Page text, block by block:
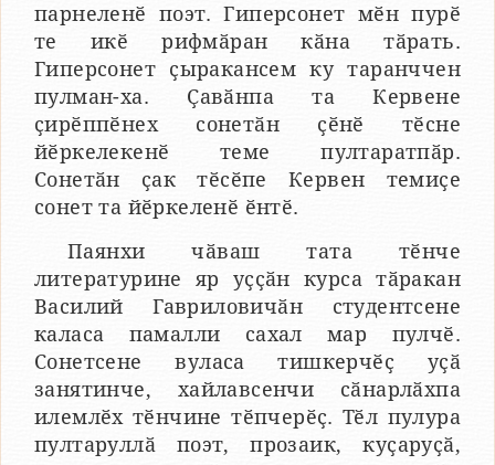
парнеленӗ поэт. Гиперсонет мӗн пурӗ
те икӗ рифмӑран кӑна тӑрать.
Гиперсонет ҫыракансем ку таранччен
пулман-ха. Ҫавӑнпа та Кервене
ҫирӗппӗнех сонетӑн ҫӗнӗ тӗсне
йӗркелекенӗ теме пултаратпӑр.
Сонетӑн ҫак тӗсӗпе Кервен темиҫе
сонет та йӗркеленӗ ӗнтӗ.
Паянхи чӑваш тата тӗнче
литературине яр уҫҫӑн курса тӑракан
Василий Гавриловичӑн студентсене
каласа памалли сахал мар пулчӗ.
Сонетсене вуласа тишкерчӗҫ уҫӑ
занятинче, хайлавсенчи сӑнарлӑхпа
илемлӗх тӗнчине тӗпчерӗҫ. Тӗл пулура
пултаруллӑ поэт, прозаик, куҫаруҫӑ,